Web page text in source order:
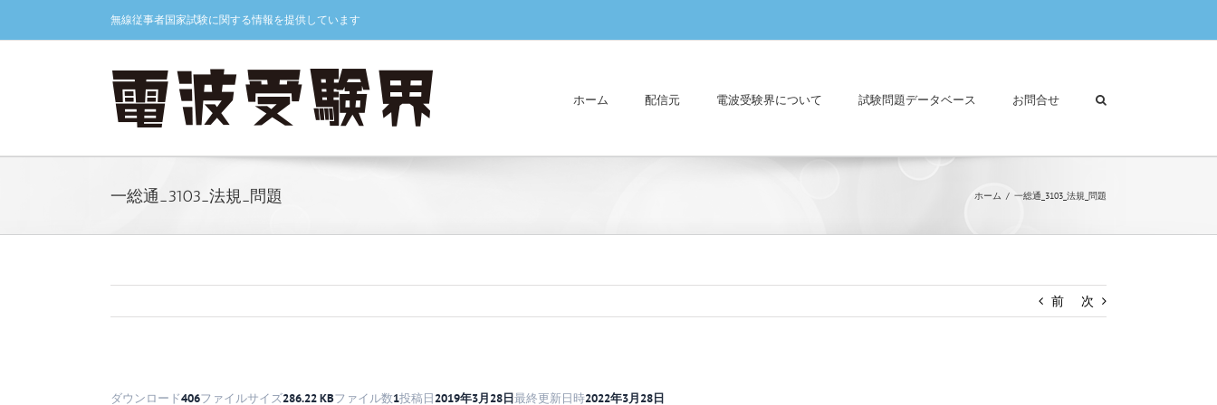
content
無線従事者国家試験に関する情報を提供しています
ホーム 配信元 電波受験界について 試験問題データベース お問合せ
一総通_3103_法規_問題 ホーム 一総通_3103_法規_問題
前 次
ダウンロード406ファイルサイズ286.22 KBファイル数1投稿日2019年3月28日最終更新日時2022年3月28日